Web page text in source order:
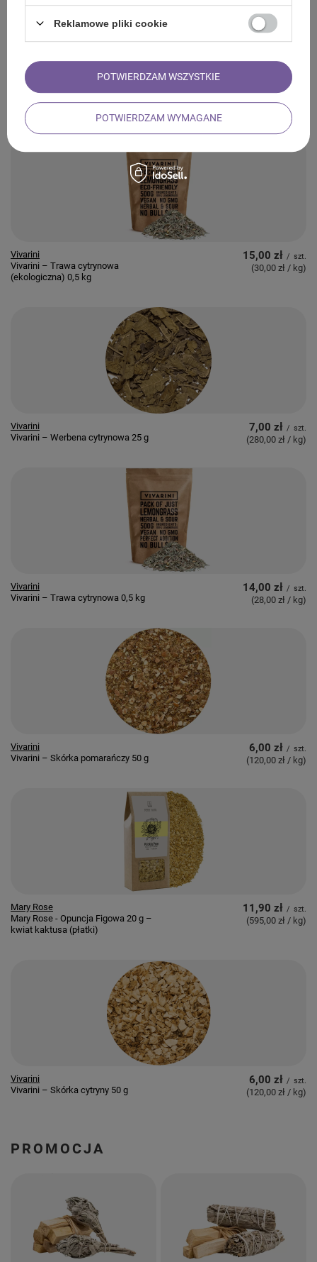
Vivarini
Vivarini – Morwa (liść) 50 g
6,00 zł
(120,00 zł / kg
Vivarini
Vivarini – Trawa cytrynowa
(ekologiczna) 0,5 kg
15,00 zł / szt.
(30,00 zł / kg)
Vivarini
Vivarini – Werbena cytrynowa 25 g
7,00 zł / szt.
(280,00 zł / kg)
Vivarini
Vivarini – Trawa cytrynowa 0,5 kg
14,00 zł / szt.
(28,00 zł / kg)
Vivarini
Vivarini – Skórka pomarańczy 50 g
6,00 zł / szt.
(120,00 zł / kg)
Mary Rose
Mary Rose - Opuncja Figowa 20 g –
kwiat kaktusa (płatki)
11,90 zł / szt.
(595,00 zł / kg)
Vivarini
Vivarini – Skórka cytryny 50 g
6,00 zł / szt.
(120,00 zł / kg)
PROMOCJA
Reklamowe pliki cookie
POTWIERDZAM WYMAGANE
POTWIERDZAM WSZYSTKIE